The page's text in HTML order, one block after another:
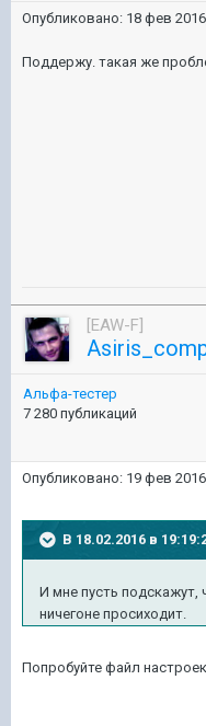
Опубликовано: 18 фев
Поддержу. такая же
[EAW-F]
Альфа-тестер
7 280 публикаций
Опубликовано: 19 фев
В 18.02.2016 в
И мне пусть подскажут,
ничегоне просиходит.
Попробуйте файл